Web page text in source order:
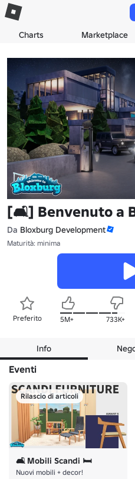
Charts Marketplace
[🛋️] Benvenuto a
Da Bloxburg Development
Maturità: minima
Preferito 5M+ 733K+
Info
Eventi
Rilascio di articoli
🛋️ Mobili Scandi 🛏️
Nuovi mobili + decor!